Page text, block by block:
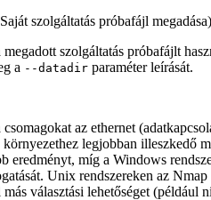
szolgáltatás próbafájl megadása)
szolgáltatás próbafájlt
a --datadir paraméter leírását.
az ethernet
legjobban illeszkedő
eredményt, míg a Windows
Unix rendszereken az
választási lehetőséget (például